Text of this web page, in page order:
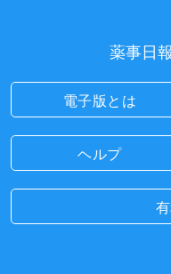
薬事日
電子版とは
ヘルプ